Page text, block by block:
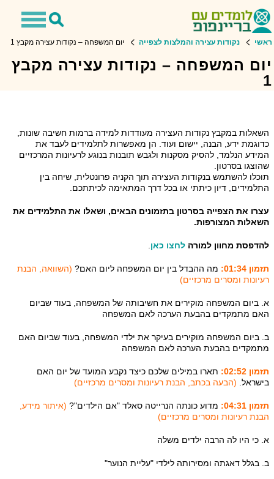
Toggle
Toggle
ראשי נקודות עצירה והמלצות לצפייה יום המשפחה – נקודות עצירה מקבץ 1
יום המשפחה – נקודות עצירה מקבץ
1
השאלות במקבץ נקודות העצירה מעודדות למידה ברמות חשיבה שונות,
כדוגמת ידע, הבנה, יישום ועוד. הן מאפשרות לתלמידים לעבד את
המידע הנלמד, להסיק מסקנות ולגבש תובנות בנוגע לרעיונות המרכזיים
שהוצגו בסרטון.
תוכלו להשתמש בנקודות העצירה תוך הקניה פרונטלית, שיחה בין
התלמידים, דיון כיתתי או בכל דרך המתאימה לכיתתכם.
עצרו את הצפייה בסרטון בתזמונים הבאים, ושאלו את התלמידים את
השאלות המצורפות.
להדפסת מחוון למורה לחצו כאן
תזמון 01:34: מה ההבדל בין יום המשפחה ליום האם? (השוואה, הבנת
רעיונות ומסרים מרכזיים)
א. ביום המשפחה מוקירים את חשיבותה של המשפחה, בעוד שביום
האם מתמקדים בהבעת הערכה לאם המשפחה
ב. ביום המשפחה מוקירים בעיקר את ילדי המשפחה, בעוד שביום האם
מתמקדים בהבעת הערכה לאם המשפחה
תזמון 02:52:
תארו במילים שלכם כיצד נקבע המועד של יום האם
בישראל. (הבעה בכתב, הבנת רעיונות ומסרים מרכזיים)
תזמון 04:31: מדוע כונתה הנרייטה סאלד "אם הילדים"? (איתור מידע,
הבנת רעיונות ומסרים מרכזיים)
א. כי היו לה הרבה ילדים משלה
ב. בגלל דאגתה ומסירותה לילדי "עליית הנוער"